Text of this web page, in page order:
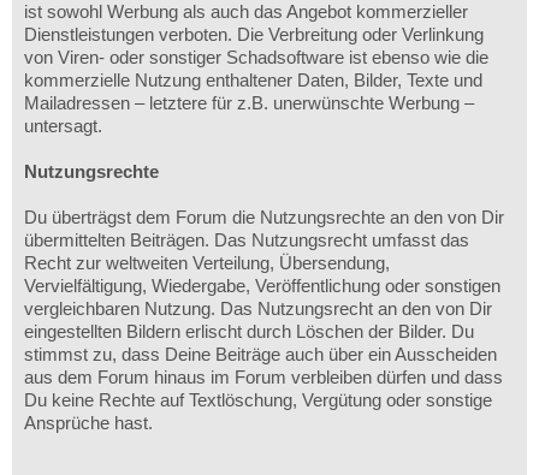
ist sowohl Werbung als auch das Angebot kommerzieller
Dienstleistungen verboten. Die Verbreitung oder Verlinkung
von Viren- oder sonstiger Schadsoftware ist ebenso wie die
kommerzielle Nutzung enthaltener Daten, Bilder, Texte und
Mailadressen – letztere für z.B. unerwünschte Werbung –
untersagt.
Nutzungsrechte
Du überträgst dem Forum die Nutzungsrechte an den von Dir
übermittelten Beiträgen. Das Nutzungsrecht umfasst das
Recht zur weltweiten Verteilung, Übersendung,
Vervielfältigung, Wiedergabe, Veröffentlichung oder sonstigen
vergleichbaren Nutzung. Das Nutzungsrecht an den von Dir
eingestellten Bildern erlischt durch Löschen der Bilder. Du
stimmst zu, dass Deine Beiträge auch über ein Ausscheiden
aus dem Forum hinaus im Forum verbleiben dürfen und dass
Du keine Rechte auf Textlöschung, Vergütung oder sonstige
Ansprüche hast.